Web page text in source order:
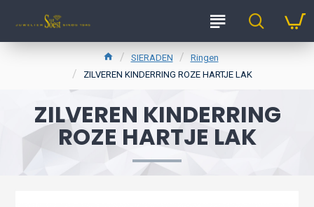
SIERADEN
Ringen
ZILVEREN KINDERRING ROZE HARTJE LAK
ZILVEREN KINDERRING
ROZE HARTJE LAK